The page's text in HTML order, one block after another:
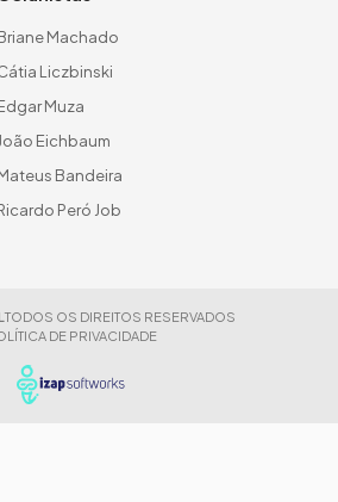
Machado
Liczbinski
Muza
João Eichbaum
Bandeira
Peró Job
TODOS OS DIREITOS RESERVADOS
DE PRIVACIDADE